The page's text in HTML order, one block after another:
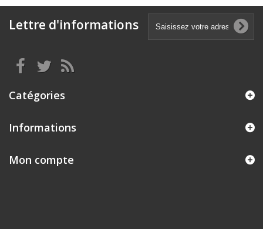
Lettre d'informations
Catégories
Informations
Mon compte